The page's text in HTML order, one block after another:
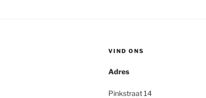
VIND ONS
Adres
Pinkstraat 14